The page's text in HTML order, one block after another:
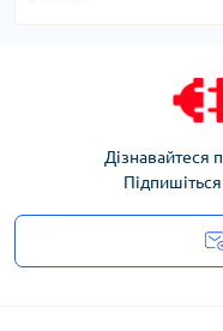
Дізнавайтеся